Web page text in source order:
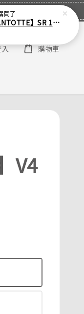
入 購物車
V4
買了
【COLANTOTTE】SR 140 NEXT 運動機能磁石項圈